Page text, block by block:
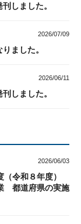
しました。
2026/07/09
ました。
2026/06/11
しました。
2026/06/03
（令和８年度）
都道府県の実施